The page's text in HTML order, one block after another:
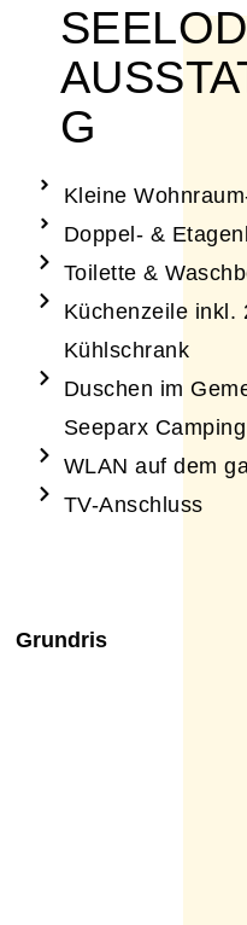
G
Kleine
Doppel- &
Toilette &
Küchenzeile inkl.
Kühlschrank
Duschen im
Seeparx
WLAN auf dem
TV-Anschluss
Grundris